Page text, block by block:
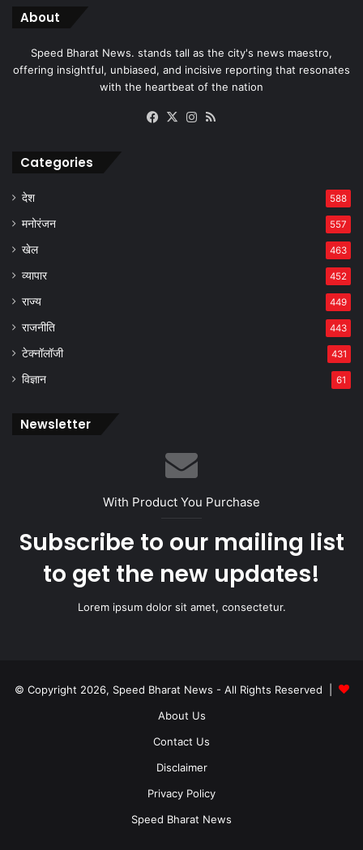
About
Speed Bharat News. stands tall as the city's news maestro,
offering insightful, unbiased, and incisive reporting that resonates
with the heartbeat of the nation
Facebook
X Instagram
Categories
देश 588
मनोरंजन 557
खेल 463
व्यापार 452
राज्य 449
राजनीति 443
टेक्नॉलॉजी 431
विज्ञान 61
Newsletter
With Product You Purchase
Subscribe to our mailing list
to get the new updates!
Lorem ipsum dolor sit amet, consectetur.
© Copyright 2026, Speed Bharat News - All Rights Reserved |
About Us
Contact Us
Disclaimer
Privacy Policy
Speed Bharat News